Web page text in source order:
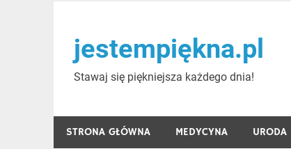
contentjestempiękna.pl
Stawaj się piękniejsza każdego dnia!
STRONA GŁÓWNA MEDYCYNA URODA